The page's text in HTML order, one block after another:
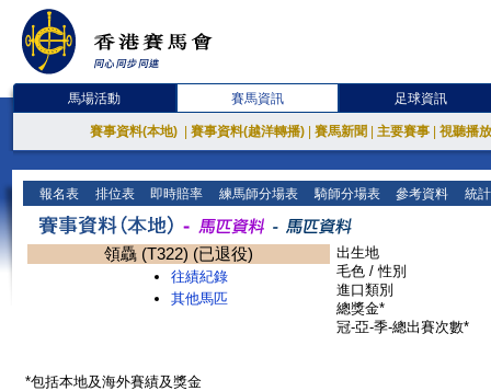
馬場活動 賽馬資訊 足球資訊
賽事資料(本地) 賽事資料(越洋轉播) 賽馬新聞 主要賽事 視聽播
報名表 排位表 即時賠率 練馬師分場表 騎師分場表 參考資料 統
領驫 (T322) (已退役)
往績紀錄
其他馬匹
出生地
毛色 / 性別
進口類別
總獎金*
冠-亞-季-總出賽次數*
*包括本地及海外賽績及獎金